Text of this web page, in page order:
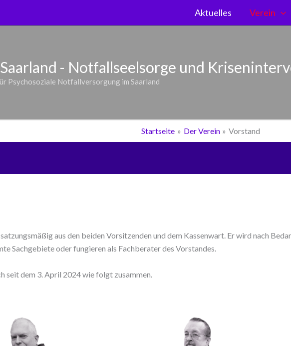
Aktuelles Verein
- Notfallseelsorge und
Psychosoziale Notfallversorgung im Saarland
Startseite Der Verein Vorstand
aus den beiden Vorsitzenden und dem Kassenwart. Er wird nach
Sachgebiete oder fungieren als Fachberater des Vorstandes.
seit dem 3. April 2024 wie folgt zusammen.